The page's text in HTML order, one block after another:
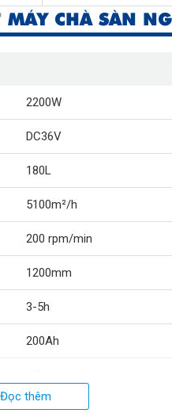
MÁY CHÀ SÀN
2200W
DC36V
180L
5100m²/h
200 rpm/min
1200mm
3-5h
200Ah
1900 x 890 x 1350mm
Đọc thêm